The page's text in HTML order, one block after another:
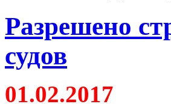
Разрешено
судов
01.02.2017